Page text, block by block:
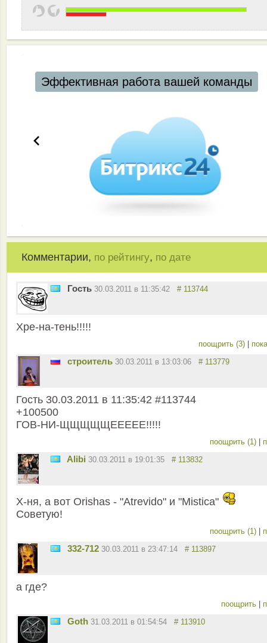
Эффективная работа вашей команды
Комментарии, по рейтингу, по дате
Гость 30.03.2011 в 11:35:42 # 113744
Хре-на-тень!!!!!
поощрить (3)
строитель 30.03.2011 в 13:03:06 # 113779
Гость 30.03.2011 в 11:35:42 #113744
+100500
ГОВ-НИ-ЩЩЩЩЩЕЕЕЕЕ!!!!!
поощрить (1)
Alibi 30.03.2011 в 19:01:35 # 113832
Х-ня, а вот Orishas - "Atrevido" и "Mistica"
Советую!
поощрить (1)
332-712 30.03.2011 в 23:47:14 # 113897
а где?
поощрить
Goth 31.03.2011 в 01:54:54 # 113910